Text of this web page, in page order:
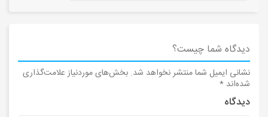
دیدگاه شما چیست؟
نشانی ایمیل شما منتشر نخواهد شد. بخش‌های موردنیاز علامت‌گذاری
شده‌اند *
دیدگاه